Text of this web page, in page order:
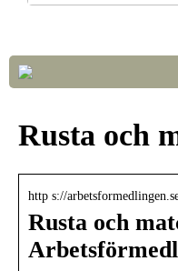
Rusta och
http s://
Rusta och